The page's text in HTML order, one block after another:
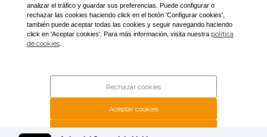
analizar el tráfico y guardar sus preferencias. Puede configurar o
rechazar las cookies haciendo click en el botón 'Configurar cookies',
también puede aceptar todas las cookies y seguir navegando haciendo
click en 'Aceptar cookies'. Para más información, visita nuestra política
de cookies.
Aceptar cookies
Rechazar cookies
Rechazar cookies